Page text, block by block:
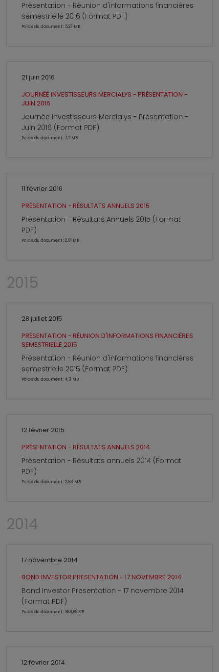
Présentation - Réunion d'informations financières
semestrielle 2016 (Format PDF)
Poids du document : 5,27 MB
21 juin 2016
JOURNÉE INVESTISSEURS MERCIALYS - PRÉSENTATION -
JUIN 2016
Journée Investisseurs Mercialys - Présentation -
Juin 2016 (Format PDF)
Poids du document : 7,2 MB
11 février 2016
PRÉSENTATION - RÉSULTATS ANNUELS 2015
Présentation - Résultats Annuels 2015 (Format
PDF)
Poids du document : 2,81 MB
2015
28 juillet 2015
PRÉSENTATION - RÉUNION D'INFORMATIONS FINANCIÈRES
SEMESTRIELLE 2015
Présentation - Réunion d'informations financières
semestrielle 2015 (Format PDF)
Poids du document : 4,3 MB
12 février 2015
PRÉSENTATION - RÉSULTATS ANNUELS 2014
Présentation - Résultats annuels 2014 (Format
PDF)
Poids du document : 2,83 MB
2014
17 novembre 2014
BOND INVESTOR PRESENTATION - 17 NOVEMBRE 2014
Bond Investor Presentation - 17 novembre 2014
(Format PDF)
Poids du document : 863,69 KB
12 février 2014